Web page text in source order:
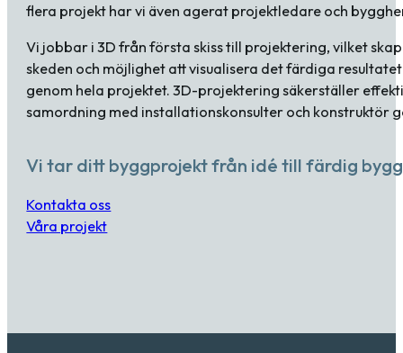
flera projekt har vi även agerat projektledare och
Vi jobbar i 3D från första skiss till projektering, vilket
skeden och möjlighet att visualisera det färdiga
genom hela projektet. 3D-projektering säkerställer
samordning med installationskonsulter och konstruktör
Vi tar ditt byggprojekt från idé till färdig
Kontakta oss
Våra projekt